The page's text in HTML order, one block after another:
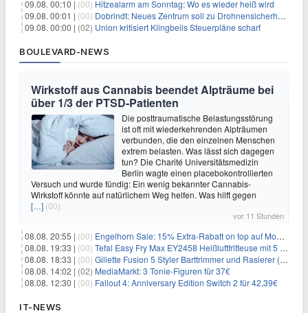
09.08. 00:10 | (00) Hitzealarm am Sonntag: Wo es wieder heiß wird
09.08. 00:01 | (00) Dobrindt: Neues Zentrum soll zu Drohnensicherheit forschen
09.08. 00:00 | (02) Union kritisiert Klingbeils Steuerpläne scharf
BOULEVARD-NEWS
Wirkstoff aus Cannabis beendet Alpträume bei
über 1/3 der PTSD-Patienten
Die posttraumatische Belastungsstörung
ist oft mit wiederkehrenden Alpträumen
verbunden, die den einzelnen Menschen
extrem belasten. Was lässt sich dagegen
tun? Die Charité Universitätsmedizin
Berlin wagte einen placebokontrollierten
Versuch und wurde fündig: Ein wenig bekannter Cannabis-
Wirkstoff könnte auf natürlichem Weg helfen. Was hilft gegen
[…] (00)
vor 11 Stunden
08.08. 20:55 | (00) Engelhorn Sale: 15% Extra-Rabatt on top auf Mode- und Sport-Artikel
08.08. 19:33 | (00) Tefal Easy Fry Max EY2458 Heißluftfritteuse mit 5 Litern für 64,99€
08.08. 18:33 | (00) Gillette Fusion 5 Styler Barttrimmer und Rasierer (All in One) für 16€
08.08. 14:02 | (02) MediaMarkt: 3 Tonie-Figuren für 37€
08.08. 12:30 | (00) Fallout 4: Anniversary Edition Switch 2 für 42,39€
IT-NEWS